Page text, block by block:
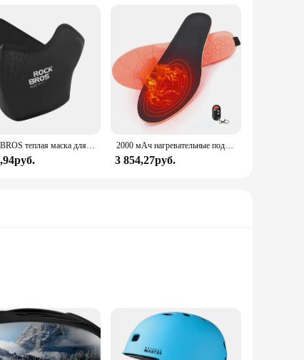
ROCKBROS теплая маска для лица ветрозащитный флисовый спортивный шарф для езды на велосипеде 2000 мАч нагревательные подушечки для обуви, беспроводные теплые носки, коврик для носков, USB-зарядка, температура, стельки для обуви, коврик для кемпинга, пешего туризма
3 854,27руб.